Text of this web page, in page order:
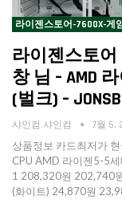
라이젠스토어-7600X-게
라이젠스토어
창 님 – AMD
(벌크) –
샤인컴 샤인컴 7월 5,
상품정보 카드최저가
CPU AMD 라이젠5-5
1 208,320원 202,740
(화이트) 24,870원